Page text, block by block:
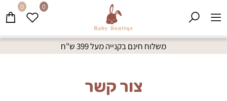
משלוח חינם בקנייה מעל 399 ש"ח
0 0
צור קשר